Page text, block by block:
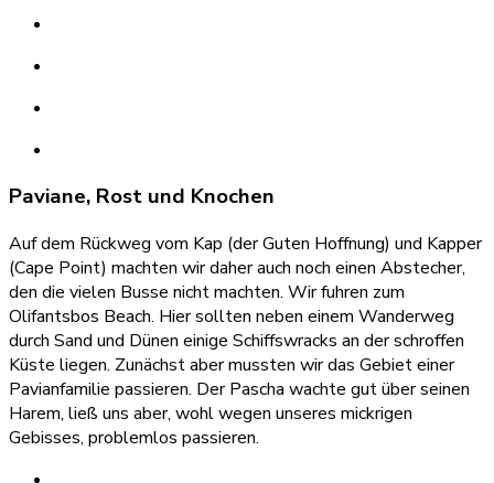
Paviane, Rost und Knochen
Auf dem Rückweg vom Kap (der Guten Hoffnung) und Kapper
(Cape Point) machten wir daher auch noch einen Abstecher,
den die vielen Busse nicht machten. Wir fuhren zum
Olifantsbos Beach. Hier sollten neben einem Wanderweg
durch Sand und Dünen einige Schiffswracks an der schroffen
Küste liegen. Zunächst aber mussten wir das Gebiet einer
Pavianfamilie passieren. Der Pascha wachte gut über seinen
Harem, ließ uns aber, wohl wegen unseres mickrigen
Gebisses, problemlos passieren.